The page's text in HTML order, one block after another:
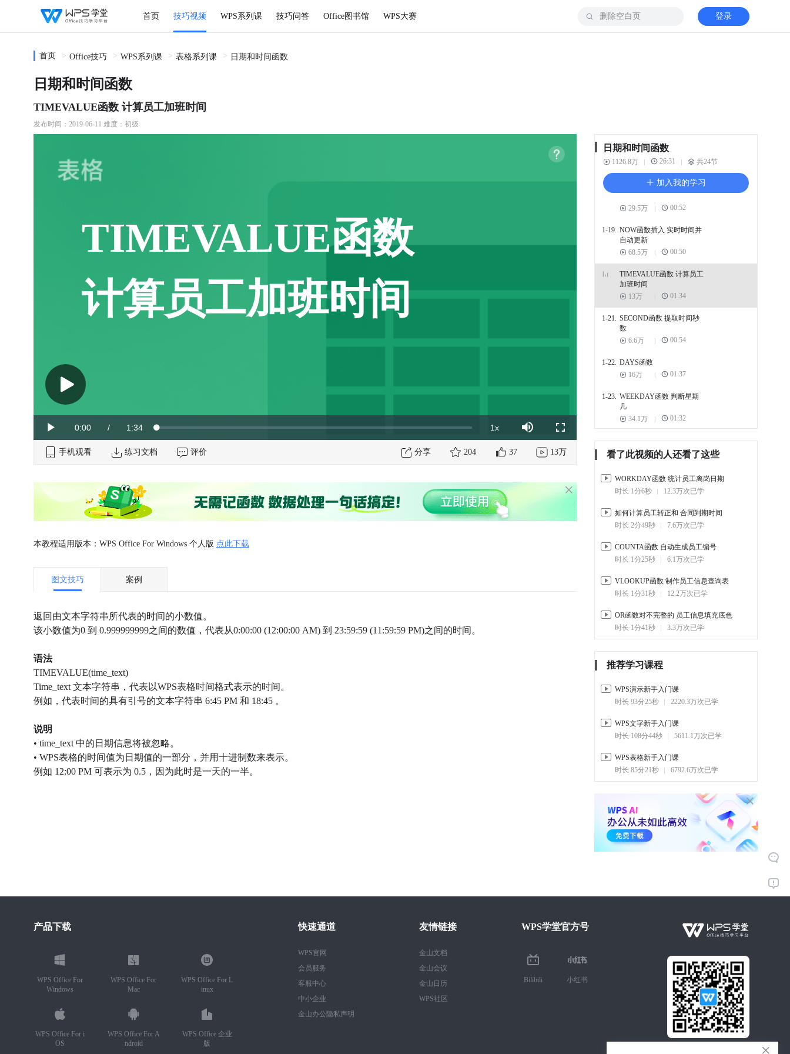
首页 技巧视频 WPS系列课 技巧问答 Office图书馆 WPS大赛 登录
首页 Office技巧 WPS系列课 表格系列课 日期和时间函数
日期和时间函数
TIMEVALUE函数 计算员工加班时间
发布时间：2019-06-11 难度：初级
Play Current
Time
0:00 / Duration
1:34 Loaded:
0%
1xPlayback
Rate
Mute Fullscreen
TIMEVALUE函数
计算员工加班时间
手机观看 练习文档 评价 分享 204 37 13万
本教程适用版本：WPS Office For Windows 个人版 点此下载
图文技巧 案例
返回由文本字符串所代表的时间的小数值。
该小数值为0 到 0.999999999之间的数值，代表从0:00:00 (12:00:00 AM) 到 23:59:59 (11:59:59 PM)之间的时间。
语法
TIMEVALUE(time_text)
Time_text 文本字符串，代表以WPS表格时间格式表示的时间。
例如，代表时间的具有引号的文本字符串 6:45 PM 和 18:45 。
说明
• time_text 中的日期信息将被忽略。
• WPS表格的时间值为日期值的一部分，并用十进制数来表示。
例如 12:00 PM 可表示为 0.5，因为此时是一天的一半。
日期和时间函数
1126.8万 26:31 共24节
加入我的学习
1-14. NETWORKDAYS.INTL函
1-17. YEARFRAC函数 一段日期
占全年日期比例
8.7万
00:57
1-18.
巧用DAY函数 显示日期天
29.5万
00:52
1-19. NOW函数插入 实时时间并
自动更新
68.5万
00:50
TIMEVALUE函数 计算员工
加班时间
13万
01:34
1-21. SECOND函数 提取时间秒
数
6.6万
00:54
1-22. DAYS函数
16万
01:37
1-23. WEEKDAY函数 判断星期
几
34.1万
01:32
7.1万
00:00
看了此视频的人还看了这些
WORKDAY函数 统计员工离岗日期
时长 1分6秒
12.3万次已学
如何计算员工转正和 合同到期时间
时长 2分49秒
7.6万次已学
COUNTA函数 自动生成员工编号
时长 1分25秒
6.1万次已学
VLOOKUP函数 制作员工信息查询表
时长 1分31秒
12.2万次已学
OR函数对不完整的 员工信息填充底色
时长 1分41秒
3.3万次已学
推荐学习课程
WPS演示新手入门课
时长 93分25秒
2220.3万次已学
WPS文字新手入门课
时长 108分44秒
5611.1万次已学
WPS表格新手入门课
时长 85分21秒
6792.6万次已学
产品下载
WPS Office For
Windows
WPS Office For
Mac
WPS Office For L
inux
WPS Office For i
OS
WPS Office For A
ndroid
WPS Office 企业
版
快速通道
WPS官网
会员服务
客服中心
中小企业
金山办公隐私声明
友情链接
金山文档
金山会议
金山日历
WPS社区
WPS学堂官方号
Bilibili 小红书